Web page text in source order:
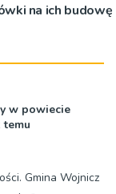
na ich budowę
w powiecie
Gmina Wojnicz